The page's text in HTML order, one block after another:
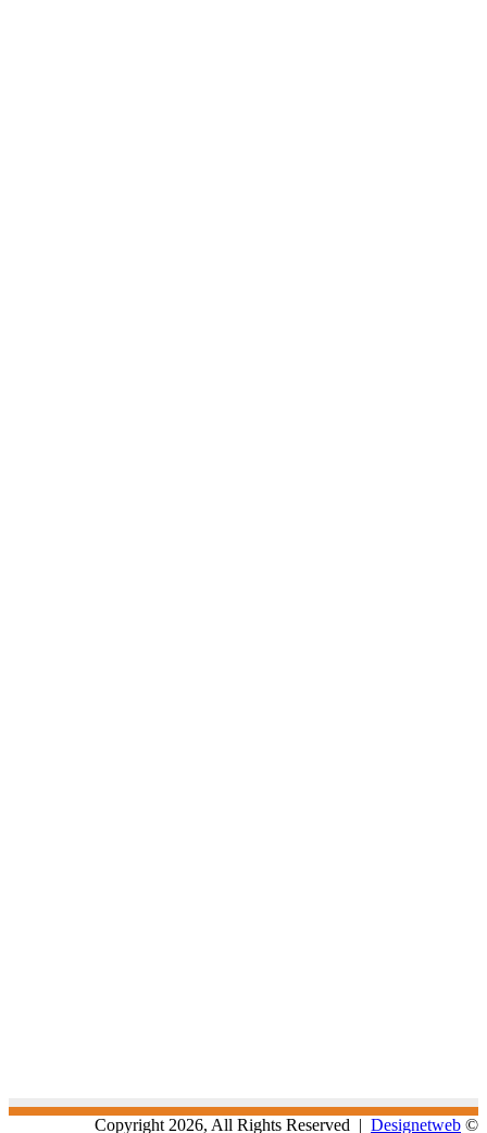
© Copyright 2026, All Rights Reserved |
Designetweb